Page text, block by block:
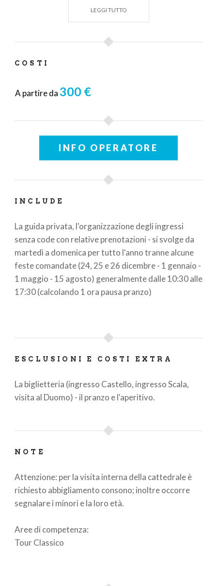
LEGGI TUTTO
COSTI
A partire da 300 €
INFO OPERATORE
INCLUDE
La guida privata, l'organizzazione degli ingressi
senza code con relative prenotazioni - si svolge da
martedì a domenica per tutto l'anno tranne alcune
feste comandate (24, 25 e 26 dicembre - 1 gennaio -
1 maggio - 15 agosto) generalmente dalle 10:30 alle
17:30 (calcolando 1 ora pausa pranzo)
ESCLUSIONI E COSTI EXTRA
La biglietteria (ingresso Castello, ingresso Scala,
visita al Duomo) - il pranzo e l'aperitivo.
NOTE
Attenzione: per la visita interna della cattedrale è
richiesto abbigliamento consono; inoltre occorre
segnalare i minori e la loro età.
Aree di competenza:
Tour Classico